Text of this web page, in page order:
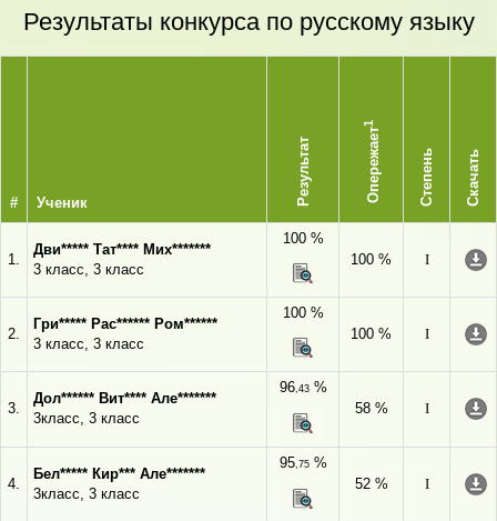
Результаты конкурса по русскому языку
# Ученик Результат Опережает
1
Степень Скачать
1.
Дви***** Тат**** Мих*******
3 класс, 3 класс
100 %
100 %
I
2.
Гри***** Рас****** Ром******
3 класс, 3 класс
100 %
100 %
I
3.
Дол****** Вит**** Але*******
3класс, 3 класс
96,43%
58 %
I
4.
Бел***** Кир*** Але*******
3класс, 3 класс
95,75%
52 %
I